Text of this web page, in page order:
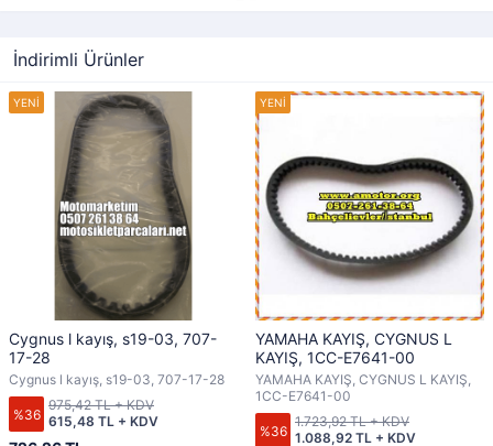
İndirimli Ürünler
Cygnus l kayış, s19-03, 707-
17-28
Cygnus l kayış, s19-03, 707-17-28
%36 615,48 TL + KDV
975,42 TL + KDV
YAMAHA KAYIŞ, CYGNUS L
KAYIŞ, 1CC-E7641-00
YAMAHA KAYIŞ, CYGNUS L KAYIŞ,
1CC-E7641-00
%36 1.088,92 TL + KDV
1.723,92 TL + KDV